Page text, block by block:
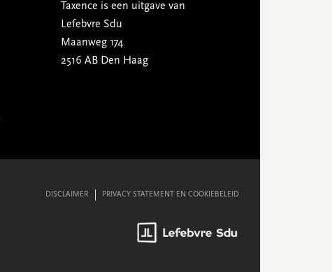
Taxence is een uitgave van
Lefebvre Sdu
Maanweg 174
2516 AB Den Haag
DISCLAIMER PRIVACY STATEMENT EN COOKIEBELEID